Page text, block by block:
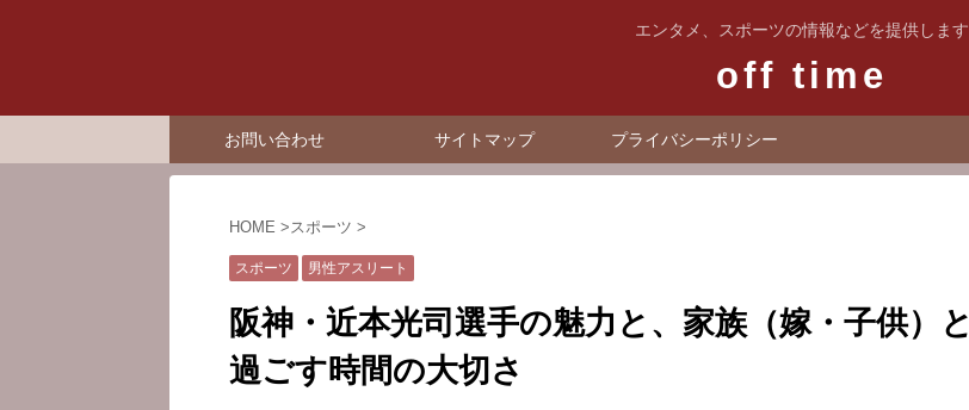
エンタメ、スポーツの情報などを提供します
off time
お問い合わせ サイトマップ プライバシーポリシー
HOME >スポーツ >
スポーツ 男性アスリート
阪神・近本光司選手の魅力と、家族（嫁・子供）と
過ごす時間の大切さ